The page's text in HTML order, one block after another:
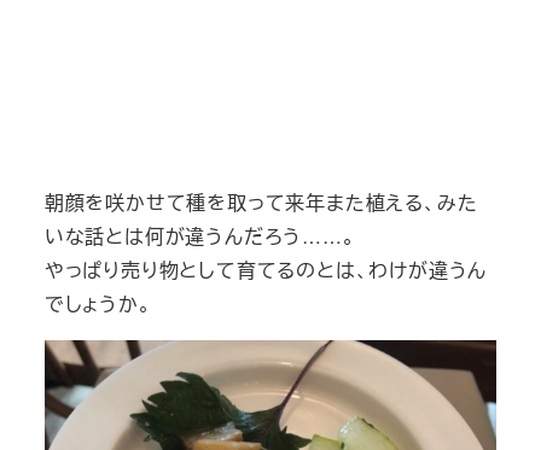
朝顔を咲かせて種を取って来年また植える、みた
いな話とは何が違うんだろう……。
やっぱり売り物として育てるのとは、わけが違うん
でしょうか。